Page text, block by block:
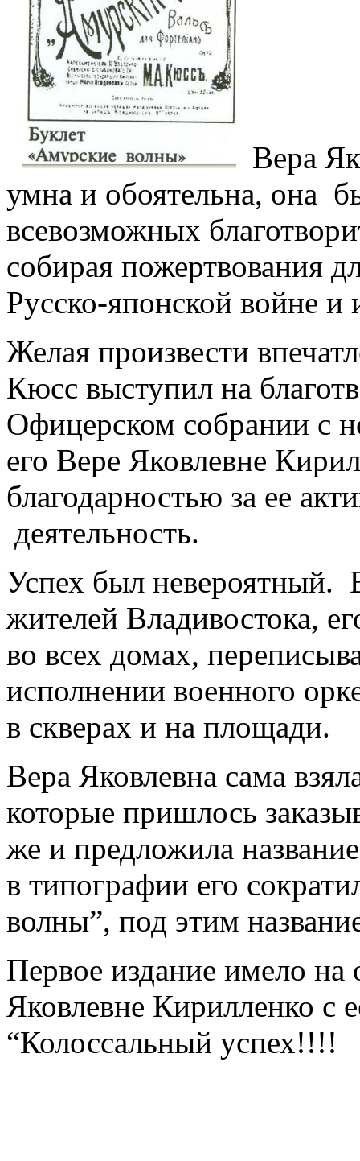
Вера
умна и обоятельна, она
всевозможных
собирая пожертвования
Русско-японской войне и
Желая произвести
Кюсс выступил на
Офицерском собрании с
его Вере Яковлевне
благодарностью за ее
деятельность.
Успех был невероятный.
жителей Владивостока,
во всех домах,
исполнении военного
в скверах и на площади.
Вера Яковлевна сама
которые пришлось
же и предложила
в типографии его
волны”, под этим
Первое издание имело
Яковлевне Кирилленко
“Колоссальный успех!!!!